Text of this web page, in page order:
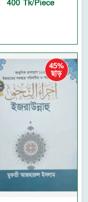
400 Tk/Piece
45%
ছাড়